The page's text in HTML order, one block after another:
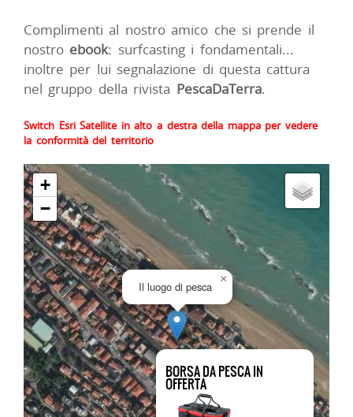
Complimenti al nostro amico che si prende il
nostro ebook: surfcasting i fondamentali...
inoltre per lui segnalazione di questa cattura
nel gruppo della rivista PescaDaTerra.
Switch Esri Satellite in alto a destra della mappa per vedere
la conformità del territorio
BORSA DA PESCA IN
OFFERTA
Il luogo di pesca
×
+
−